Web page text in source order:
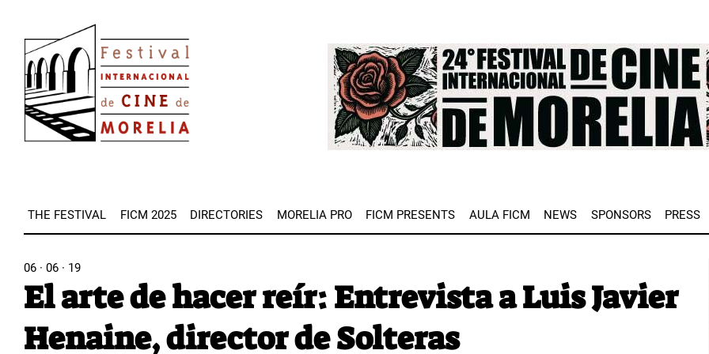
main
content
Image
THE FESTIVAL FICM 2025 DIRECTORIES MORELIA PRO FICM PRESENTS AULA FICM NEWS SPONSORS PRESS
06 · 06 · 19
El arte de hacer reír: Entrevista a Luis Javier
Henaine, director de Solteras